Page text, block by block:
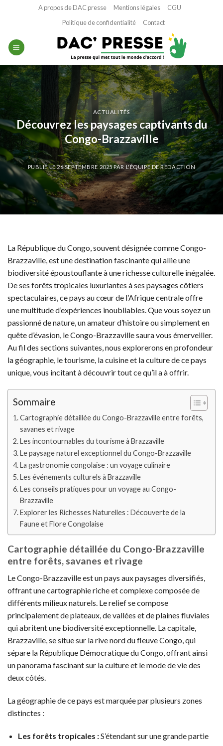
A propos de DAC presse Mentions légales
CGU
Politique de confidentialité
Contact
ACTUALITÉS
Découvrez les paysages captivants du
Congo-Brazzaville
PUBLIÉ LE26 SEPTEMBRE 2025PAR L'ÉQUIPE DE REDACTION
La République du Congo, souvent désignée comme Congo-
Brazzaville, est une destination fascinante qui allie une
biodiversité époustouflante à une richesse culturelle inégalée.
De ses forêts tropicales luxuriantes à ses paysages côtiers
spectaculaires, ce pays au cœur de l’Afrique centrale offre
une multitude d’expériences inoubliables. Que vous soyez un
passionné de nature, un amateur d’histoire ou simplement en
quête d’évasion, le Congo-Brazzaville saura vous émerveiller.
Au fil des sections suivantes, nous explorerons en profondeur
la géographie, le tourisme, la cuisine et la culture de ce pays
unique, vous incitant à découvrir tout ce qu’il a à offrir.
Sommaire
Cartographie détaillée du Congo-Brazzaville entre forêts,
savanes et rivage
Les incontournables du tourisme à Brazzaville
Le paysage naturel exceptionnel du Congo-Brazzaville
La gastronomie congolaise : un voyage culinaire
Les événements culturels à Brazzaville
Les conseils pratiques pour un voyage au Congo-
Brazzaville
Explorer les Richesses Naturelles : Découverte de la
Faune et Flore Congolaise
Cartographie détaillée du Congo-Brazzaville
entre forêts, savanes et rivage
Le Congo-Brazzaville est un pays aux paysages diversifiés,
offrant une cartographie riche et complexe composée de
différents milieux naturels. Le relief se compose
principalement de plateaux, de vallées et de plaines fluviales
qui abritent une biodiversité exceptionnelle. La capitale,
Brazzaville, se situe sur la rive nord du fleuve Congo, qui
sépare la République Démocratique du Congo, offrant ainsi
un panorama fascinant sur la culture et le mode de vie des
deux côtés.
La géographie de ce pays est marquée par plusieurs zones
distinctes :
Les forêts tropicales :S’étendant sur une grande partie